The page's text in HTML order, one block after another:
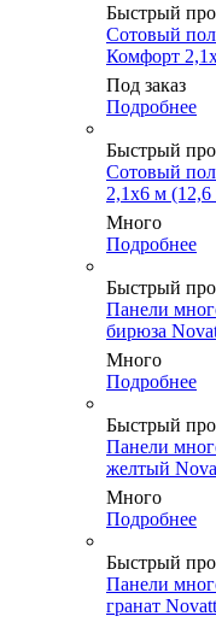
Быстрый
Сотовый
Комфорт
Под заказ
Подробнее
Быстрый
Сотовый
2,1х6 м
Много
Подробнее
Быстрый
Панели
бирюза
Много
Подробнее
Быстрый
Панели
желтый
Много
Подробнее
Быстрый
Панели
гранат